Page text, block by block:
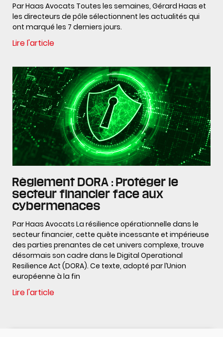
Par Haas Avocats Toutes les semaines, Gérard Haas et
les directeurs de pôle sélectionnent les actualités qui
ont marqué les 7 derniers jours.
Lire l'article
Règlement DORA : Protéger le
secteur financier face aux
cybermenaces
Par Haas Avocats La résilience opérationnelle dans le
secteur financier, cette quête incessante et impérieuse
des parties prenantes de cet univers complexe, trouve
désormais son cadre dans le Digital Operational
Resilience Act (DORA). Ce texte, adopté par l’Union
européenne à la fin
Lire l'article